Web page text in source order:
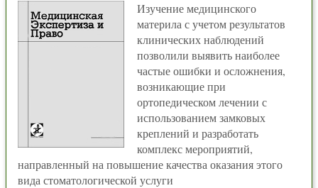
Изучение медицинского
материла с учетом результатов
клинических наблюдений
позволили выявить наиболее
частые ошибки и осложнения,
возникающие при
ортопедическом лечении с
использованием замковых
креплений и разработать
комплекс мероприятий,
направленный на повышение качества оказания этого
вида стоматологической услуги